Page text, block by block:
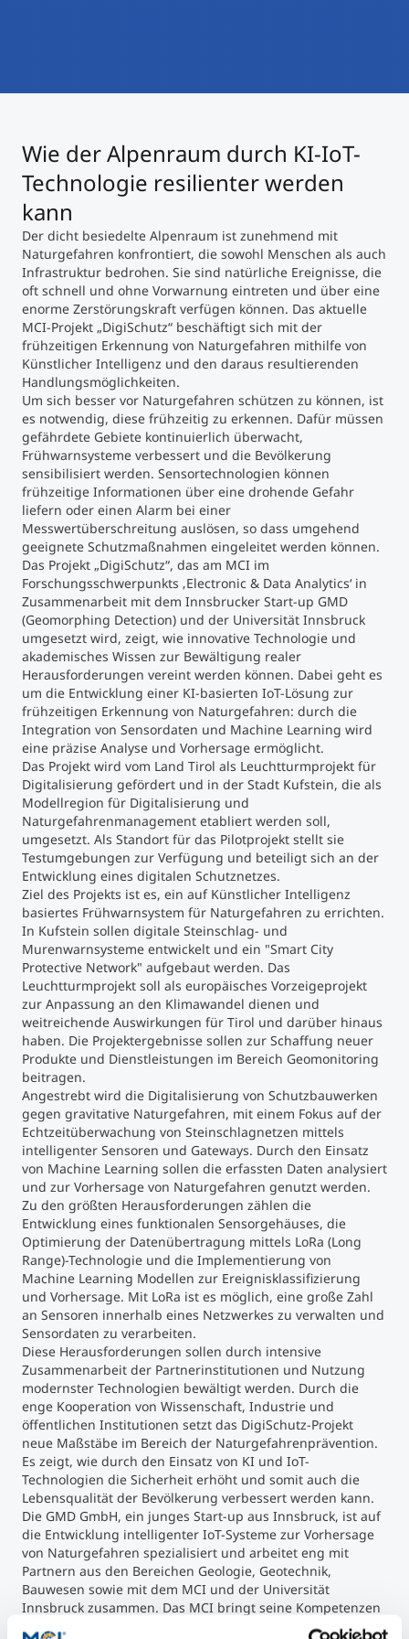
Study Finder Bachelor/Master
Masterclasses
Management-Seminare
Technische Weiterbildung
Maßgeschneiderte Programme
Studienberatung
Executive Education Finder
Wie der Alpenraum durch KI-IoT-
Technologie resilienter werden
kann
Der dicht besiedelte Alpenraum ist zunehmend mit
Naturgefahren konfrontiert, die sowohl Menschen als auch
Infrastruktur bedrohen. Sie sind natürliche Ereignisse, die
oft schnell und ohne Vorwarnung eintreten und über eine
enorme Zerstörungskraft verfügen können. Das aktuelle
MCI-Projekt „DigiSchutz“ beschäftigt sich mit der
frühzeitigen Erkennung von Naturgefahren mithilfe von
Künstlicher Intelligenz und den daraus resultierenden
Handlungsmöglichkeiten.
Um sich besser vor Naturgefahren schützen zu können, ist
es notwendig, diese frühzeitig zu erkennen. Dafür müssen
gefährdete Gebiete kontinuierlich überwacht,
Frühwarnsysteme verbessert und die Bevölkerung
sensibilisiert werden. Sensortechnologien können
frühzeitige Informationen über eine drohende Gefahr
liefern oder einen Alarm bei einer
Messwertüberschreitung auslösen, so dass umgehend
geeignete Schutzmaßnahmen eingeleitet werden können.
Das Projekt „DigiSchutz“, das am MCI im
Forschungsschwerpunkts ‚Electronic & Data Analytics‘ in
Zusammenarbeit mit dem Innsbrucker Start-up GMD
(Geomorphing Detection) und der Universität Innsbruck
umgesetzt wird, zeigt, wie innovative Technologie und
akademisches Wissen zur Bewältigung realer
Herausforderungen vereint werden können. Dabei geht es
um die Entwicklung einer KI-basierten IoT-Lösung zur
frühzeitigen Erkennung von Naturgefahren: durch die
Integration von Sensordaten und Machine Learning wird
eine präzise Analyse und Vorhersage ermöglicht.
Das Projekt wird vom Land Tirol als Leuchtturmprojekt für
Digitalisierung gefördert und in der Stadt Kufstein, die als
Modellregion für Digitalisierung und
Naturgefahrenmanagement etabliert werden soll,
umgesetzt. Als Standort für das Pilotprojekt stellt sie
Testumgebungen zur Verfügung und beteiligt sich an der
Entwicklung eines digitalen Schutznetzes.
Ziel des Projekts ist es, ein auf Künstlicher Intelligenz
basiertes Frühwarnsystem für Naturgefahren zu errichten.
In Kufstein sollen digitale Steinschlag- und
Murenwarnsysteme entwickelt und ein "Smart City
Protective Network" aufgebaut werden. Das
Leuchtturmprojekt soll als europäisches Vorzeigeprojekt
zur Anpassung an den Klimawandel dienen und
weitreichende Auswirkungen für Tirol und darüber hinaus
haben. Die Projektergebnisse sollen zur Schaffung neuer
Produkte und Dienstleistungen im Bereich Geomonitoring
beitragen.
Angestrebt wird die Digitalisierung von Schutzbauwerken
gegen gravitative Naturgefahren, mit einem Fokus auf der
Echtzeitüberwachung von Steinschlagnetzen mittels
intelligenter Sensoren und Gateways. Durch den Einsatz
von Machine Learning sollen die erfassten Daten analysiert
und zur Vorhersage von Naturgefahren genutzt werden.
Zu den größten Herausforderungen zählen die
Entwicklung eines funktionalen Sensorgehäuses, die
Optimierung der Datenübertragung mittels LoRa (Long
Range)-Technologie und die Implementierung von
Machine Learning Modellen zur Ereignisklassifizierung
und Vorhersage. Mit LoRa ist es möglich, eine große Zahl
an Sensoren innerhalb eines Netzwerkes zu verwalten und
Sensordaten zu verarbeiten.
Diese Herausforderungen sollen durch intensive
Zusammenarbeit der Partnerinstitutionen und Nutzung
modernster Technologien bewältigt werden. Durch die
enge Kooperation von Wissenschaft, Industrie und
öffentlichen Institutionen setzt das DigiSchutz-Projekt
neue Maßstäbe im Bereich der Naturgefahrenprävention.
Es zeigt, wie durch den Einsatz von KI und IoT-
Technologien die Sicherheit erhöht und somit auch die
Lebensqualität der Bevölkerung verbessert werden kann.
Die GMD GmbH, ein junges Start-up aus Innsbruck, ist auf
die Entwicklung intelligenter IoT-Systeme zur Vorhersage
von Naturgefahren spezialisiert und arbeitet eng mit
Partnern aus den Bereichen Geologie, Geotechnik,
Bauwesen sowie mit dem MCI und der Universität
Innsbruck zusammen. Das MCI bringt seine Kompetenzen
im Bereich Data Science und Machine Learning ein,